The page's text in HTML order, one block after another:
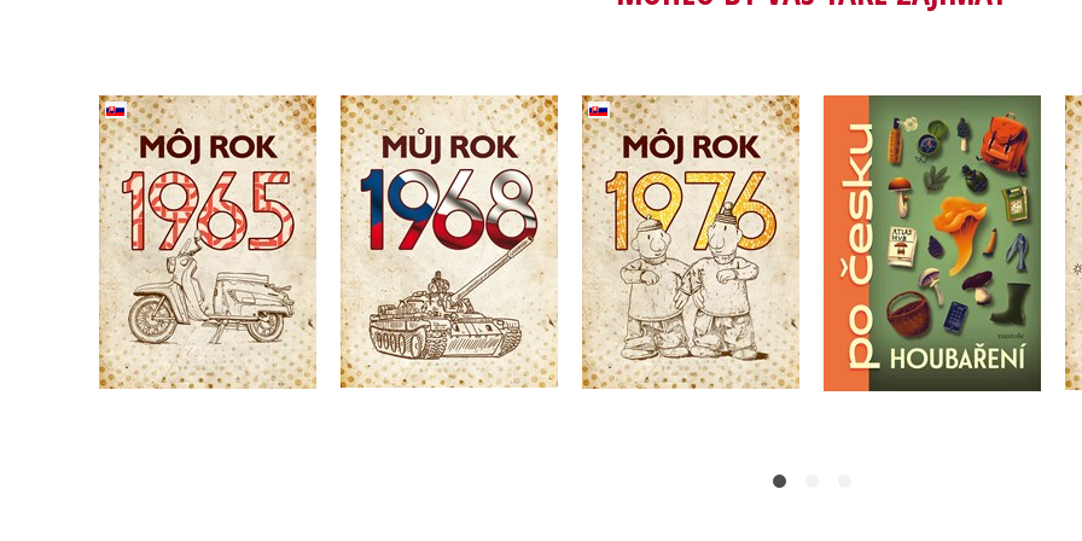
Môj rok 1965
(slovensky)
Silvia Vnenková
,
Alena Breuerová
,
Dagmar Palovičová
Do košíku
Můj rok 1968
Alena Breuerová
,
Jarmila Frejtichová
Do košíku
399 Kč
319 Kč
Môj rok 1976
(slovensky)
Silvia Vnenková
,
Alena Breuerová
,
Anna Ölvecká
Do košíku
Houbaření po česku
Alena Breuerová
Jarmila Frejtichová
Do košíku
319 Kč